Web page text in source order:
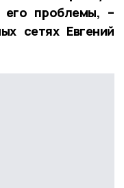
его проблемы, –
сетях Евгений